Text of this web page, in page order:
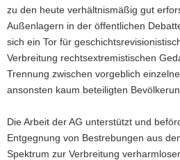
zu den heute verhältnismäßig gut
Außenlagern in der öffentlichen
sich ein Tor für
Verbreitung rechtsextremistischen
Trennung zwischen vorgeblich
ansonsten kaum beteiligten
Die Arbeit der AG unterstützt und
Entgegnung von Bestrebungen aus
Spektrum zur Verbreitung